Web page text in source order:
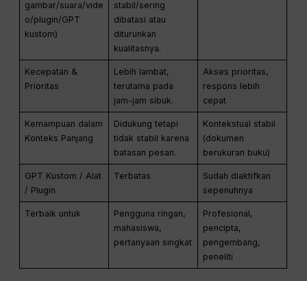
gambar/suara/vide
o/plugin/GPT
kustom)
stabil/sering
dibatasi atau
diturunkan
kualitasnya.
Kecepatan &
Prioritas
Lebih lambat,
terutama pada
jam-jam sibuk.
Akses prioritas,
respons lebih
cepat
Kemampuan dalam
Konteks Panjang
Didukung tetapi
tidak stabil karena
batasan pesan.
Kontekstual stabil
(dokumen
berukuran buku)
GPT Kustom / Alat
/ Plugin
Terbatas
Sudah diaktifkan
sepenuhnya
Terbaik untuk
Pengguna ringan,
mahasiswa,
pertanyaan singkat
Profesional,
pencipta,
pengembang,
peneliti